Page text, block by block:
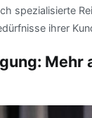
spezialisierte
ihrer
Mehr